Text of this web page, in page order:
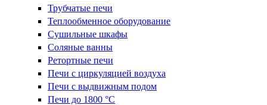
Трубчатые печи
Теплообменное оборудование
Сушильные шкафы
Соляные ванны
Ретортные печи
Печи с циркуляцией воздуха
Печи с выдвижным подом
Печи до 1800 °C